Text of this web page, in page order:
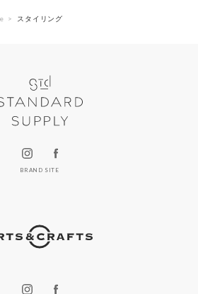
スタイリング
BRAND SITE